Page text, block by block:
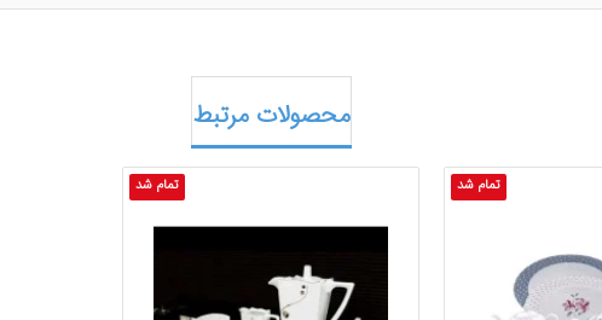
محصولات مرتبط
تمام شد تمام شد